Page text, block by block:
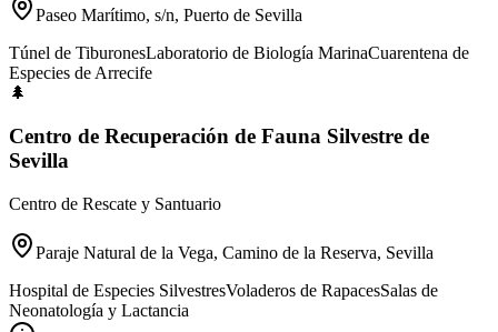
Paseo Marítimo, s/n, Puerto de Sevilla
Túnel de TiburonesLaboratorio de Biología MarinaCuarentena de
Especies de Arrecife
🌲
Centro de Recuperación de Fauna Silvestre de
Sevilla
Centro de Rescate y Santuario
Paraje Natural de la Vega, Camino de la Reserva, Sevilla
Hospital de Especies SilvestresVoladeros de RapacesSalas de
Neonatología y Lactancia